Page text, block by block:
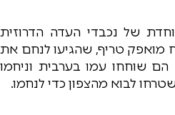
של נכבדי העדה הדרוזית
מואפק טריף, שהגיעו לנחם את
שוחחו עמו בערבית וניחמו
לבוא מהצפון כדי לנחמו.